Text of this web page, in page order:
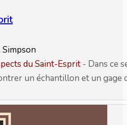
du Saint-Esprit - Dans ce
un échantillon et un gage